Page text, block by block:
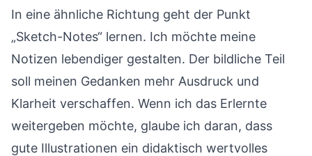
In eine ähnliche Richtung geht der Punkt
„Sketch-Notes“ lernen. Ich möchte meine
Notizen lebendiger gestalten. Der bildliche Teil
soll meinen Gedanken mehr Ausdruck und
Klarheit verschaffen. Wenn ich das Erlernte
weitergeben möchte, glaube ich daran, dass
gute Illustrationen ein didaktisch wertvolles